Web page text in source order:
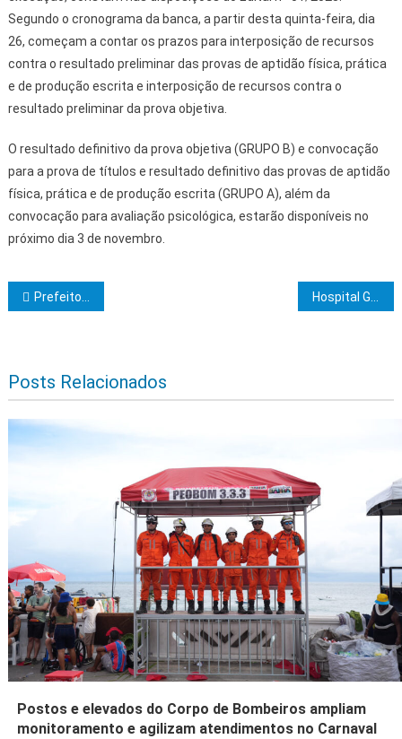
Segundo o cronograma da banca, a partir desta quinta-feira, dia
26, começam a contar os prazos para interposição de recursos
contra o resultado preliminar das provas de aptidão física, prática
e de produção escrita e interposição de recursos contra o
resultado preliminar da prova objetiva.
O resultado definitivo da prova objetiva (GRUPO B) e convocação
para a prova de títulos e resultado definitivo das provas de aptidão
física, prática e de produção escrita (GRUPO A), além da
convocação para avaliação psicológica, estarão disponíveis no
próximo dia 3 de novembro.
Navegação de Post
Prefeito Augusto Castro entregou automóvel 0Km ao Conselho Tutelar de Itabuna Hospital Geral de Itaparica recebe mais de R$ 8 milhões para modernização e ampliação da unidade
Posts Relacionados
Postos e elevados do Corpo de Bombeiros ampliam
monitoramento e agilizam atendimentos no Carnaval